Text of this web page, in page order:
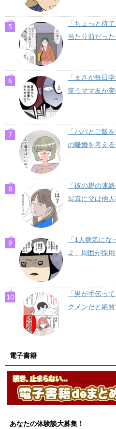
「ちょっと待
当たり前だっ
「まさか毎日
笑うママ友が突
「パパとご飯
の離婚を考える
「彼の親の連
写真に父は他
「1人病気に
よ」周囲が採用
「男が手伝っ
クメンだと絶賛
電子書籍
あなたの体験談大募集！